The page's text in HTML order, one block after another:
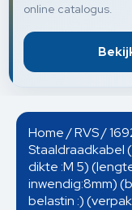
online catalogus.
Home/RVS/
Staaldraadkabel
dikte :M 5)
inwendig:8mm)
belastin :)